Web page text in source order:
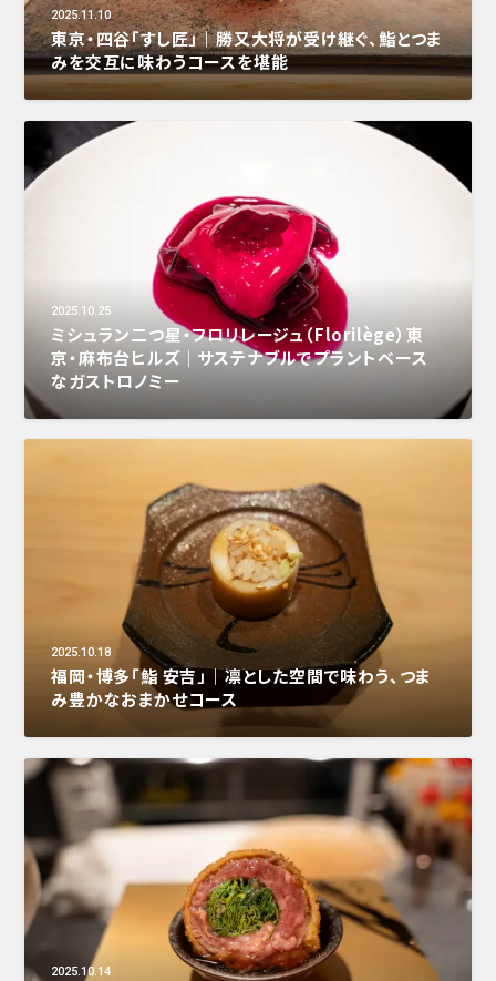
2025.11.10
東京・四谷「すし匠」｜勝又大将が受け継ぐ、鮨とつま
みを交互に味わうコースを堪能
2025.10.25
ミシュラン二つ星・フロリレージュ（Florilège）東
京・麻布台ヒルズ｜サステナブルでプラントベース
なガストロノミー
2025.10.18
福岡・博多「鮨 安吉」｜凛とした空間で味わう、つま
み豊かなおまかせコース
2025.10.14